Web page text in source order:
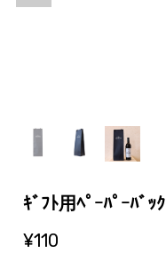
ｷﾞﾌﾄ用ﾍﾟｰﾊﾟｰﾊﾞｯｸ
¥110